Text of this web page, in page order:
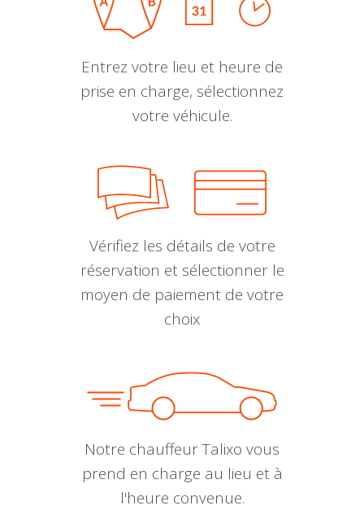
Entrez votre lieu et heure de
prise en charge, sélectionnez
votre véhicule.
Vérifiez les détails de votre
réservation et sélectionner le
moyen de paiement de votre
choix
Notre chauffeur Talixo vous
prend en charge au lieu et à
l'heure convenue.